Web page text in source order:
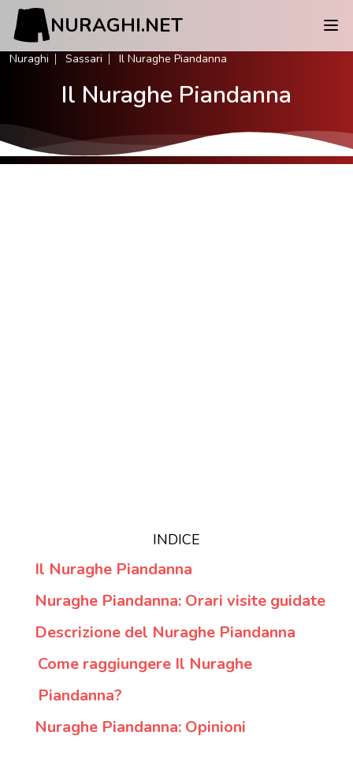
NURAGHI.NET
Nuraghi Sassari Il Nuraghe Piandanna
Il Nuraghe Piandanna
INDICE
Il Nuraghe Piandanna
Nuraghe Piandanna: Orari visite guidate
Descrizione del Nuraghe Piandanna
Come raggiungere Il Nuraghe
Piandanna?
Nuraghe Piandanna: Opinioni